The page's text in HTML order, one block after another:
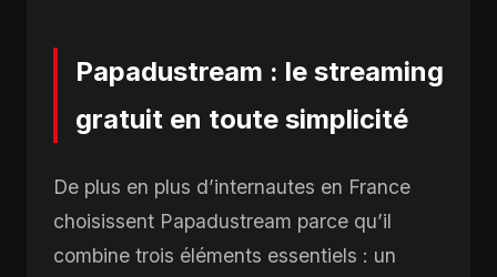
Papadustream : le streaming
gratuit en toute simplicité
De plus en plus d’internautes en France
choisissent Papadustream parce qu’il
combine trois éléments essentiels : un